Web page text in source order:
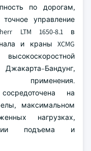
по дорогам,
управление
LTM 1650-8.1 в
и краны XCMG
применения.
на
максимальном
нагрузках,
подъема и